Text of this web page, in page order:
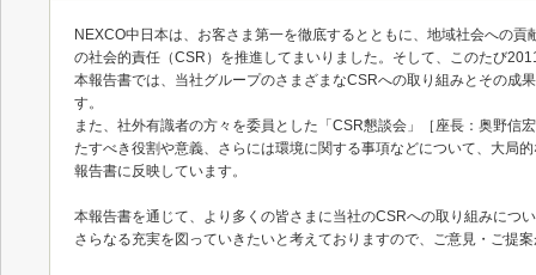
NEXCO中日本は、お客さま第一を徹底するとともに、地域社会への
の社会的責任（CSR）を推進してまいりました。そして、このたび
本報告書では、当社グループのさまざまなCSRへの取り組みとその成
す。
また、社外有識者の方々を委員とした「CSR懇談会」［座長：奥野信
たすべき役割や意義、さらには環境に関する事項などについて、大局
報告書に反映しています。
本報告書を通じて、より多くの皆さまに当社のCSRへの取り組みにつ
さらなる充実を図っていきたいと考えておりますので、ご意見・ご提